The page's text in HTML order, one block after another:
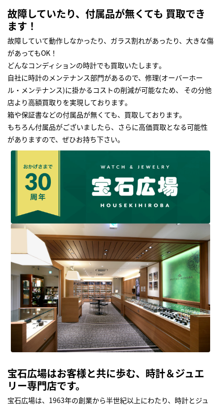
故障していたり、付属品が無くても 買取でき
ます！
故障していて動作しなかったり、ガラス割れがあったり、大きな傷
があってもOK！
どんなコンディションの時計でも買取いたします｡
自社に時計のメンテナンス部門があるので、修理(オーバーホー
ル・メンテナンス)に掛かるコストの削減が可能なため、 その分他
店より高額買取りを実現しております｡
箱や保証書などの付属品が無くても、買取しております。
もちろん付属品がございましたら、さらに高価買取となる可能性
がありますので、ぜひお持ち下さい｡
宝石広場はお客様と共に歩む、時計＆ジュエ
リー専門店です。
宝石広場は、1963年の創業から半世紀以上にわたり、時計とジュ